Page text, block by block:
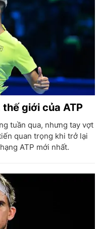
giới của ATP
tuần qua, nhưng tay vợt
quan trọng khi trở lại
ATP mới nhất.